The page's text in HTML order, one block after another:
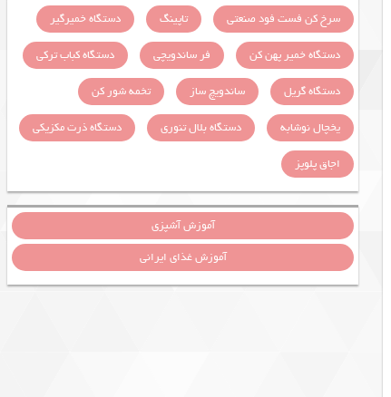
سرخ کن فست فود صنعتی
تاپینگ
دستگاه خمیرگیر
دستگاه خمیر پهن کن
فر ساندویچی
دستگاه کباب ترکی
دستگاه گریل
ساندویچ ساز
تخمه شور کن
یخچال نوشابه
دستگاه بلال تنوری
دستگاه ذرت مکزیکی
اجاق پلوپز
آموزش آشپزی
آموزش غذای ایرانی